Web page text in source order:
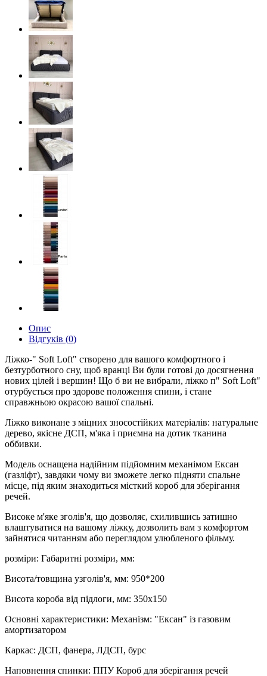
Опис
Відгуків (0)
Ліжко-" Soft Loft" створено для вашого комфортного і
безтурботного сну, щоб вранці Ви були готові до досягнення
нових цілей і вершин! Що б ви не вибрали, ліжко п" Soft Loft"
отурбується про здорове положення спини, і стане
справжньою окрасою вашої спальні.
Ліжко виконане з міцних зносостійких матеріалів: натуральне
дерево, якісне ДСП, м'яка і приємна на дотик тканина
оббивки.
Модель оснащена надійним підйомним механімом Ексан
(газліфт), завдяки чому ви зможете легко підняти спальне
місце, під яким знаходиться місткий короб для зберігання
речей.
Високе м'яке зголів'я, що дозволяє, схилившись затишно
влаштуватися на вашому ліжку, дозволить вам з комфортом
зайнятися читанням або переглядом улюбленого фільму.
розміри: Габаритні розміри, мм:
Висота/товщина узголів'я, мм: 950*200
Висота короба від підлоги, мм: 350х150
Основні характеристики: Механізм: "Ексан" із газовим
амортизатором
Каркас: ДСП, фанера, ЛДСП, бурс
Наповнення спинки: ППУ Короб для зберігання речей